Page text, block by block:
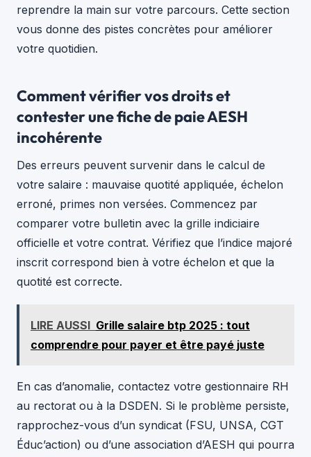
reprendre la main sur votre parcours. Cette section
vous donne des pistes concrètes pour améliorer
votre quotidien.
Comment vérifier vos droits et
contester une fiche de paie AESH
incohérente
Des erreurs peuvent survenir dans le calcul de
votre salaire : mauvaise quotité appliquée, échelon
erroné, primes non versées. Commencez par
comparer votre bulletin avec la grille indiciaire
officielle et votre contrat. Vérifiez que l’indice majoré
inscrit correspond bien à votre échelon et que la
quotité est correcte.
LIRE AUSSI Grille salaire btp 2025 : tout
comprendre pour payer et être payé juste
En cas d’anomalie, contactez votre gestionnaire RH
au rectorat ou à la DSDEN. Si le problème persiste,
rapprochez-vous d’un syndicat (FSU, UNSA, CGT
Éduc’action) ou d’une association d’AESH qui pourra